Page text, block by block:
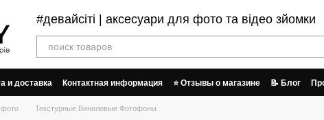
#девайсіті | аксесуари для фото та відео зйомки
и доставка Контактная информация ⭐ Отзывы о магазине 📝 Блог
публичной оферты
Обмен и возврат Пользовательское соглашение
Текстурные Виниловые Фотофоны